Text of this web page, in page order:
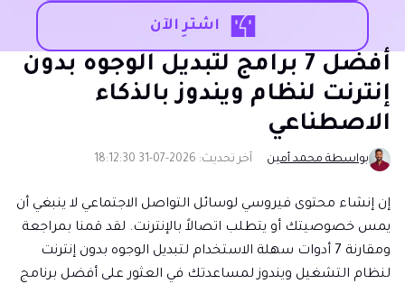
اشترِ الآن
أفضل 7 برامج لتبديل الوجوه بدون
إنترنت لنظام ويندوز بالذكاء
الاصطناعي
بواسطة محمد أمين آخر تحديث: 2026-07-31 18:12:30
إن إنشاء محتوى فيروسي لوسائل التواصل الاجتماعي لا ينبغي أن
يمس خصوصيتك أو يتطلب اتصالاً بالإنترنت. لقد قمنا بمراجعة
ومقارنة 7 أدوات سهلة الاستخدام لتبديل الوجوه بدون إنترنت
لنظام التشغيل ويندوز لمساعدتك في العثور على أفضل برنامج